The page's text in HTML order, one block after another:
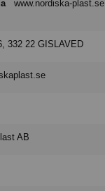
www.nordiska-plast.se
332 22 GISLAVED
AB